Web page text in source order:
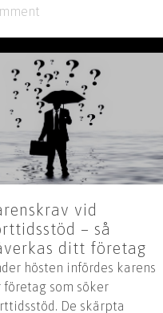
vid
– så
ditt företag
hösten infördes karens
företag som söker
De skärpta